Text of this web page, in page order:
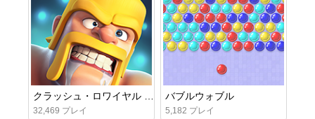
32,469 プレイ
バブルウォブル
5,182 プレイ